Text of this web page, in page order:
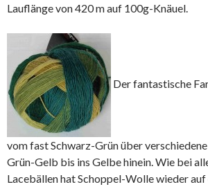
Lauflänge von 420 m auf 100g-Knäuel.
Der fantastische
vom fast Schwarz-Grün über
Grün-Gelb bis ins Gelbe hinein. Wie bei
Lacebällen hat Schoppel-Wolle wieder auf